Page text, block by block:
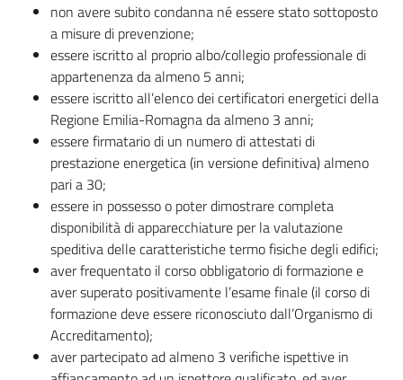
non avere subito condanna né essere stato sottoposto
a misure di prevenzione;
essere iscritto al proprio albo/collegio professionale di
appartenenza da almeno 5 anni;
essere iscritto all’elenco dei certificatori energetici della
Regione Emilia-Romagna da almeno 3 anni;
essere firmatario di un numero di attestati di
prestazione energetica (in versione definitiva) almeno
pari a 30;
essere in possesso o poter dimostrare completa
disponibilità di apparecchiature per la valutazione
speditiva delle caratteristiche termo fisiche degli edifici;
aver frequentato il corso obbligatorio di formazione e
aver superato positivamente l’esame finale (il corso di
formazione deve essere riconosciuto dall’Organismo di
Accreditamento);
aver partecipato ad almeno 3 verifiche ispettive in